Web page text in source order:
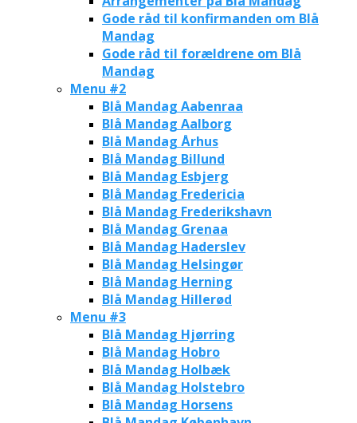
Gode råd til konfirmanden om Blå
Mandag
Gode råd til forældrene om Blå
Mandag
Menu #2
Blå Mandag Aabenraa
Blå Mandag Aalborg
Blå Mandag Århus
Blå Mandag Billund
Blå Mandag Esbjerg
Blå Mandag Fredericia
Blå Mandag Frederikshavn
Blå Mandag Grenaa
Blå Mandag Haderslev
Blå Mandag Helsingør
Blå Mandag Herning
Blå Mandag Hillerød
Menu #3
Blå Mandag Hjørring
Blå Mandag Hobro
Blå Mandag Holbæk
Blå Mandag Holstebro
Blå Mandag Horsens